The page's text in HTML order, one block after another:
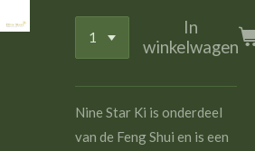
In
winkelwagen
Nine Star Ki is onderdeel
van de Feng Shui en is een